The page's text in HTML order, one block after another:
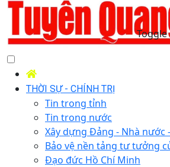
THỜI SỰ - CHÍNH TRỊ
Tin trong tỉnh
Tin trong nước
Xây dựng Đảng - Nhà nước
Bảo vệ nền tảng tư tưởng
Đạo đức Hồ Chí Minh